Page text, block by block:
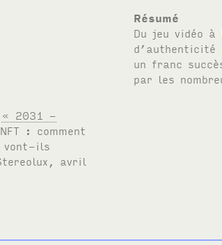
« 2031 -
NFT : comment
vont-ils
avril
Résumé
Du jeu vidéo
d’authenticité
un franc
par les